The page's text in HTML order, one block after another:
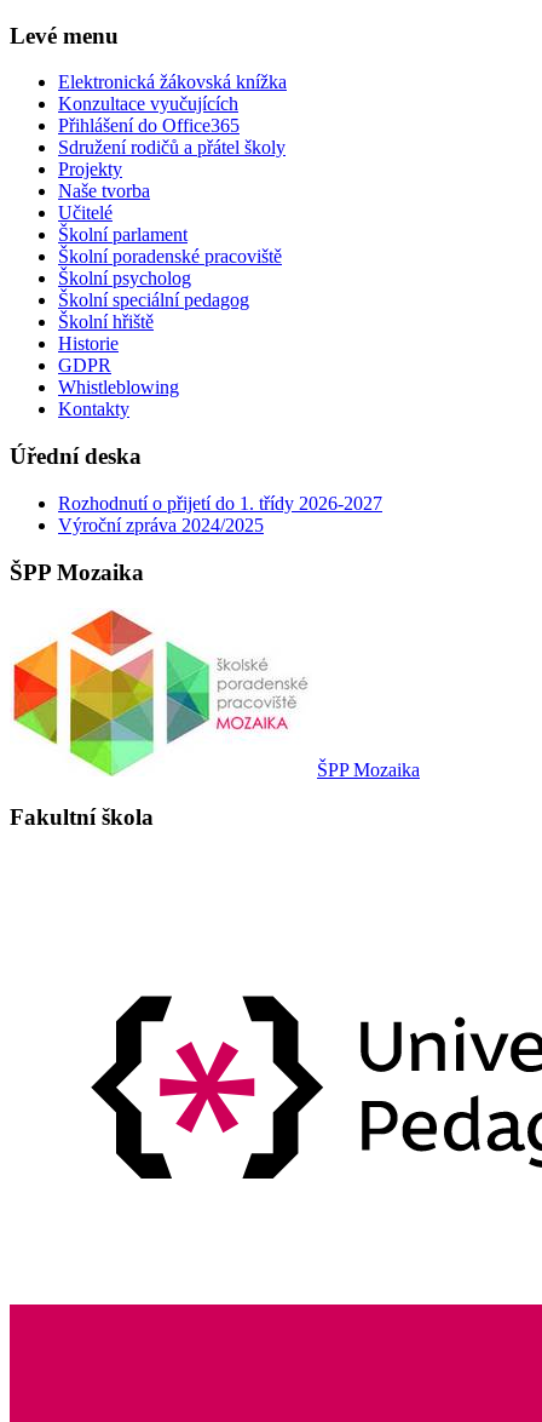
Levé menu
Elektronická žákovská knížka
Konzultace vyučujících
Přihlášení do Office365
Sdružení rodičů a přátel školy
Projekty
Naše tvorba
Učitelé
Školní parlament
Školní poradenské pracoviště
Školní psycholog
Školní speciální pedagog
Školní hřiště
Historie
GDPR
Whistleblowing
Kontakty
Úřední deska
Rozhodnutí o přijetí do 1. třídy 2026-2027
Výroční zpráva 2024/2025
ŠPP Mozaika
ŠPP Mozaika
Fakultní škola